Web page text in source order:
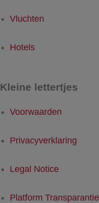
Vluchten
Hotels
Kleine lettertjes
Voorwaarden
Privacyverklaring
Legal Notice
Platform Transparantie